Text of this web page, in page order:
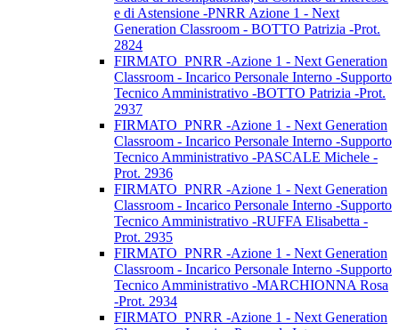
e di Astensione -PNRR Azione 1 - Next
Generation Classroom - BOTTO Patrizia -Prot.
2824
FIRMATO_PNRR -Azione 1 - Next Generation
Classroom - Incarico Personale Interno -Supporto
Tecnico Amministrativo -BOTTO Patrizia -Prot.
2937
FIRMATO_PNRR -Azione 1 - Next Generation
Classroom - Incarico Personale Interno -Supporto
Tecnico Amministrativo -PASCALE Michele -
Prot. 2936
FIRMATO_PNRR -Azione 1 - Next Generation
Classroom - Incarico Personale Interno -Supporto
Tecnico Amministrativo -RUFFA Elisabetta -
Prot. 2935
FIRMATO_PNRR -Azione 1 - Next Generation
Classroom - Incarico Personale Interno -Supporto
Tecnico Amministrativo -MARCHIONNA Rosa
-Prot. 2934
FIRMATO_PNRR -Azione 1 - Next Generation